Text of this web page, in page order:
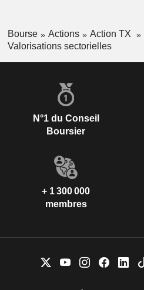
Bourse Actions Action TX
Valorisations sectorielles
N°1 du Conseil
Boursier
+ 1 300 000
membres